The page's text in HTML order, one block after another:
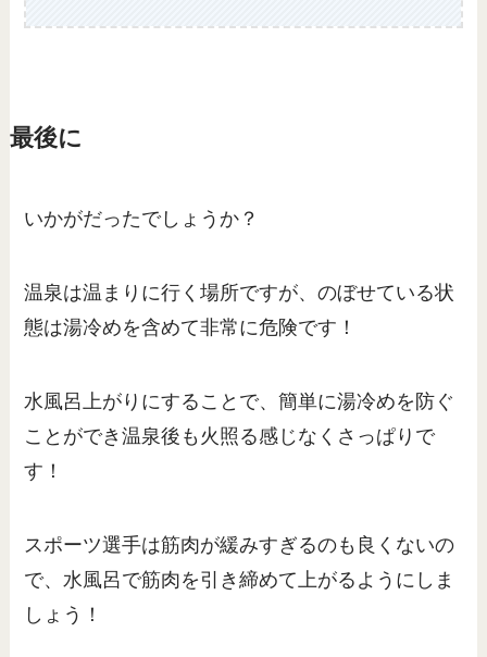
最後に
いかがだったでしょうか？
温泉は温まりに行く場所ですが、のぼせている状
態は湯冷めを含めて非常に危険です！
水風呂上がりにすることで、簡単に湯冷めを防ぐ
ことができ温泉後も火照る感じなくさっぱりで
す！
スポーツ選手は筋肉が緩みすぎるのも良くないの
で、水風呂で筋肉を引き締めて上がるようにしま
しょう！